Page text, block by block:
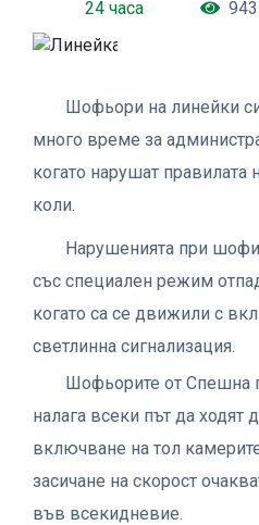
24 часа
943
Шофьори на линейки
много време за
когато нарушат правилата
коли.
Нарушенията при
със специален режим
когато са се движили с
светлинна сигнализация.
Шофьорите от Спешна
налага всеки път да ходят
включване на тол
засичане на скорост
във всекидневие.